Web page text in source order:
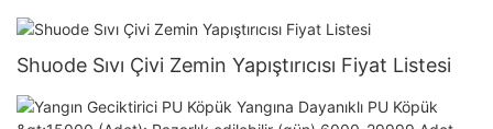
Shuode Sıvı Çivi Zemin Yapıştırıcısı Fiyat Listesi